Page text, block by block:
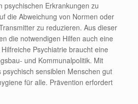
psychischen Erkrankungen zu
die Abweichung von Normen oder
zu reduzieren. Aus dieser
die notwendigen Hilfen auch eine
Psychiatrie braucht eine
und Kommunalpolitik. Mit
psychisch sensiblen Menschen gut
für alle. Prävention erfordert